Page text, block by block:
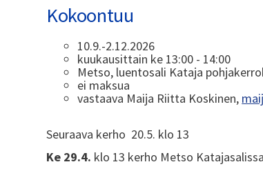
Kokoontuu
10.9.-2.12.2026
kuukausittain ke 13:00 - 14:00
Metso, luentosali Kataja
ei maksua
vastaava Maija Riitta Koskinen,
Seuraava kerho 20.5. klo 13
Ke 29.4. klo 13 kerho Metso